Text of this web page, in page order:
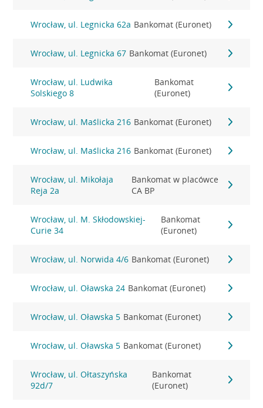
Wrocław, ul. Legnicka 62a Bankomat (Euronet)
Wrocław, ul. Legnicka 67 Bankomat (Euronet)
Wrocław, ul. Ludwika
Solskiego 8
Bankomat
(Euronet)
Wrocław, ul. Maślicka 216 Bankomat (Euronet)
Wrocław, ul. Maślicka 216 Bankomat (Euronet)
Wrocław, ul. Mikołaja
Reja 2a
Bankomat w placówce
CA BP
Wrocław, ul. M. Skłodowskiej-
Curie 34
Bankomat
(Euronet)
Wrocław, ul. Norwida 4/6 Bankomat (Euronet)
Wrocław, ul. Oławska 24 Bankomat (Euronet)
Wrocław, ul. Oławska 5 Bankomat (Euronet)
Wrocław, ul. Oławska 5 Bankomat (Euronet)
Wrocław, ul. Ołtaszyńska
92d/7
Bankomat
(Euronet)